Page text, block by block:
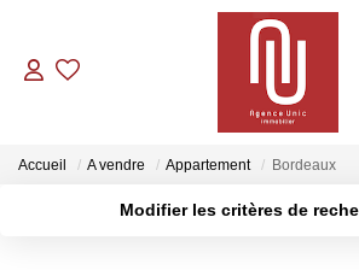
VENTES
Accueil A vendre Appartement Bordeaux
Modifier les critères de